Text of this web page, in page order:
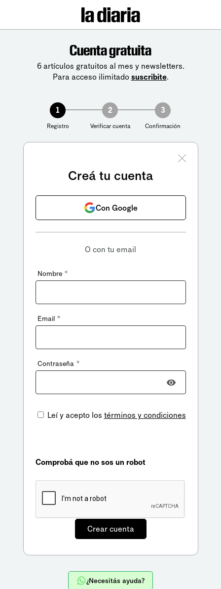
Cuenta gratuita
6 artículos gratuitos al mes y newsletters.
Para acceso ilimitado suscribite.
1
Registro
2
Verificar cuenta
3
Confirmación
Creá tu cuenta
Con Google
O con tu email
Nombre *
Email *
Contraseña *
Leí y acepto los términos y condiciones
Comprobá que no sos un robot
¿Necesitás ayuda?